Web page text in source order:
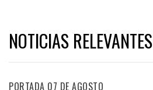
NOTICIAS RELEVANTES
PORTADA 07 DE AGOSTO